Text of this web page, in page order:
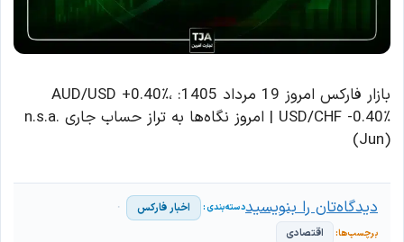
بازار فارکس امروز 19 مرداد 1405: AUD/USD +0.40٪،
USD/CHF -0.40٪ | امروز نگاه‌ها به تراز حساب جاری n.s.a.
(Jun)
اخبار فارکس
اقتصادی
دیدگاه‌تان را بنویسید